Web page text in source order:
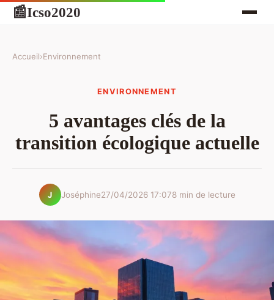
📰Icso2020
Accueil›Environnement
ENVIRONNEMENT
5 avantages clés de la
transition écologique actuelle
J Joséphine27/04/2026 17:078 min de lecture